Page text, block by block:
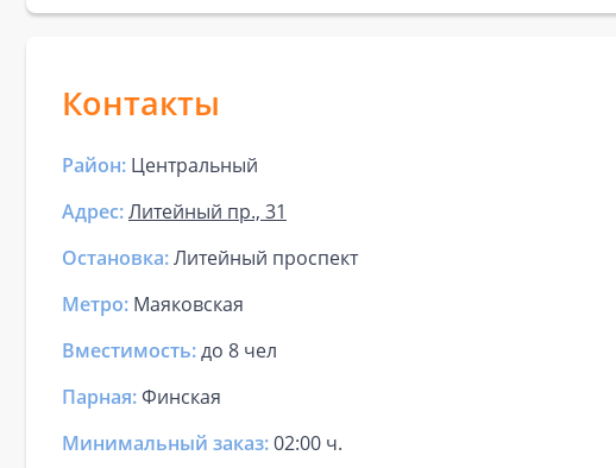
Контакты
Район: Центральный
Адрес:Литейный пр., 31
Остановка:Литейный проспект
Метро: Маяковская
Вместимость:до 8 чел
Парная:Финская
Минимальный заказ:02:00 ч.